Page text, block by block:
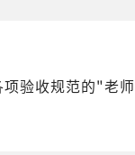
项验收规范的"老